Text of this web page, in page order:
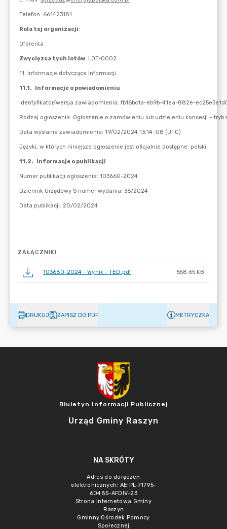
ZAŁĄCZNIKI
103660-2024 - Wynik - TED.pdf 558.65 KB
DRUKUJ ZAPISZ DO PDF METRYCZKA
Biuletyn Informacji Publicznej
Urząd Gminy Raszyn
NA SKRÓTY
Adres do doręczeń
elektronicznych: AE:PL-71795-
60485-AFDIV-23
Strona internetowa Gminy
Raszyn
Gminny Ośrodek Pomocy
Społecznej